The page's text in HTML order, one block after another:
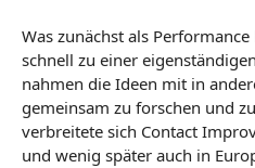
Was zunächst als
schnell zu einer
nahmen die Ideen mit in
gemeinsam zu forschen und
verbreitete sich Contact
und wenig später auch in